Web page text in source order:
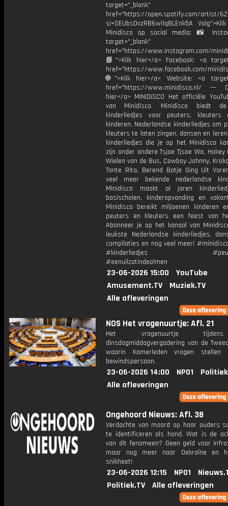
target="_blank"
href="https://open.spotify.com/artist/
si=SEUbsDvzRB6wi1qBLEnk5A
Minidisco op social media: 📸
target="_blank"
href="https://www.instagram.com/
📘">Klik hier</a> Facebook: <a
href="https://www.facebook.com/
🌐">Klik hier</a> Website: <a
href="https://www.minidisco.nl/ ---
hier</a> MINIDISCO Het officiële
van Minidisco. Minidisco biedt
kinderliedjes voor peuters, kleuters
kinderen. Nederlandse kinderliedjes om
kleuters te laten zingen, dansen en
kinderliedjes die je op het Minidisco
zijn onder andere Tsjoe Tjsoe Wa, Hokey
Wielen van de Bus, Cowboy Johnny,
Tante Rita, Berend Botje Ging Uit
veel meer bekende nederlandse
Minidisco maakt al jaren
basischolen, kinderopvanding en
Minidisco bereikt miljoenen kinderen
peuters en kleuters een feest van
Abonneer je op het kanaal van
leukste Nederlandse kinderliedjes,
compilaties en nog veel meer!
#kinderliedjes
#eenuilzatindeolmen
23-06-2026 15:00
YouTube
Amusement.TV
Muziek.TV
Alle afleveringen
NOS Het vragenuurtje: Afl. 21
Het vragenuurtje
dinsdagmiddagvergadering van de
waarin Kamerleden vragen stellen
bewindspersoon.
23-06-2026 14:00 NPO1
Alle afleveringen
Ongehoord Nieuws: Afl. 38
Verdachte van moord op haar ouders
te identificeren als hond. Wat is de
van dit fenomeen? Geen geld voor
maar nog meer naar Oekraïne en
snikheet!
23-06-2026 12:15 NPO1
Politiek.TV
Alle afleveringen